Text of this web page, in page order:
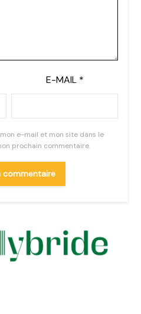
E-MAIL *
e-mail et mon site dans le
prochain commentaire.